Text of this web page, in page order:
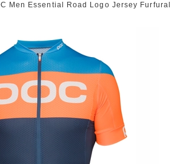
Men Essential Road Logo Jersey Furfural